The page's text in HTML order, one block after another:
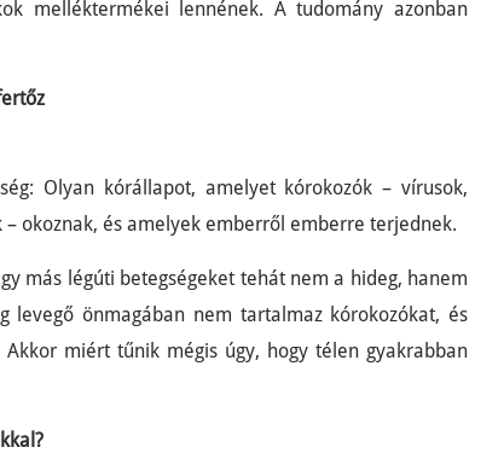
melléktermékei lennének. A tudomány azonban
Olyan kórállapot, amelyet kórokozók – vírusok,
okoznak, és amelyek emberről emberre terjednek.
más légúti betegségeket tehát nem a hideg, hanem
levegő önmagában nem tartalmaz kórokozókat, és
Akkor miért tűnik mégis úgy, hogy télen gyakrabban